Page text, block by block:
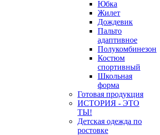
Юбка
Жилет
Дождевик
Пальто
адаптивное
Полукомбинезон
Костюм
спортивный
Школьная
форма
Готовая продукция
ИСТОРИЯ - ЭТО
ТЫ!
Детская одежда по
ростовке